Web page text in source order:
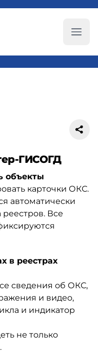
ГИСОГД
объекты
карточки ОКС.
автоматически
реестров. Все
в реестрах
сведения об ОКС,
и видео,
и индикатор
не только